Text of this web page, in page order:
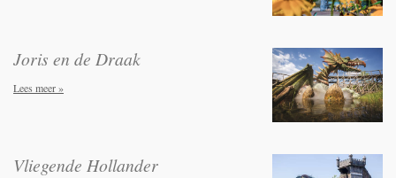
Joris en de Draak
Lees meer »
Vliegende Hollander